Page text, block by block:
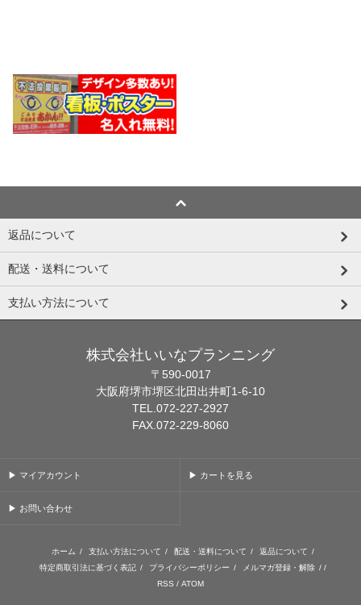
返品について
配送・送料について
支払い方法について
株式会社いいなプランニング
〒590-0017
大阪府堺市堺区北田出井町1-6-10
TEL.072-227-2927
FAX.072-229-8060
▶ マイアカウント ▶ カートを見る
▶ お問い合わせ
ホーム / 支払い方法について / 配送・送料について / 返品について /
特定商取引法に基づく表記 / プライバシーポリシー / メルマガ登録・解除 / /
RSS / ATOM